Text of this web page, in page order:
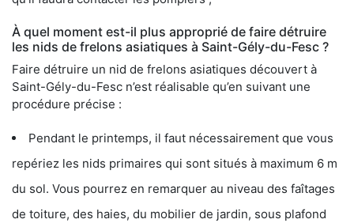
À quel moment est-il plus approprié de faire détruire
les nids de frelons asiatiques à Saint-Gély-du-Fesc ?
Faire détruire un nid de frelons asiatiques découvert à
Saint-Gély-du-Fesc n’est réalisable qu’en suivant une
procédure précise :
Pendant le printemps, il faut nécessairement que vous
repériez les nids primaires qui sont situés à maximum 6 m
du sol. Vous pourrez en remarquer au niveau des faîtages
de toiture, des haies, du mobilier de jardin, sous plafond